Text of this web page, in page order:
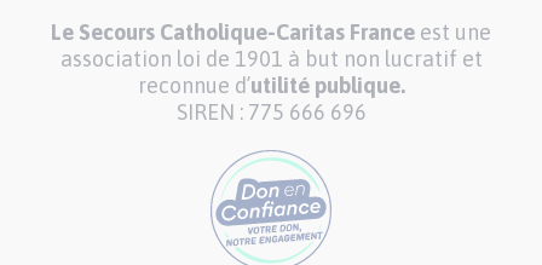
Le Secours Catholique-Caritas France est une
association loi de 1901 à but non lucratif et
reconnue d’utilité publique.
SIREN : 775 666 696